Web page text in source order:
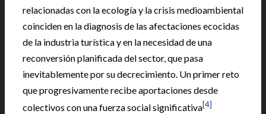
relacionadas con la ecología y la crisis medioambiental
coinciden en la diagnosis de las afectaciones ecocidas
de la industria turística y en la necesidad de una
reconversión planificada del sector, que pasa
inevitablemente por su decrecimiento. Un primer reto
que progresivamente recibe aportaciones desde
colectivos con una fuerza social significativa[4]